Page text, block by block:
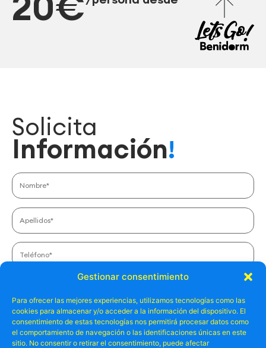
Gestionar consentimiento
Para ofrecer las mejores experiencias, utilizamos tecnologías como las
cookies para almacenar y/o acceder a la información del dispositivo. El
consentimiento de estas tecnologías nos permitirá procesar datos como
el comportamiento de navegación o las identificaciones únicas en este
sitio. No consentir o retirar el consentimiento, puede afectar
Solicita
Información!
Número de personas*